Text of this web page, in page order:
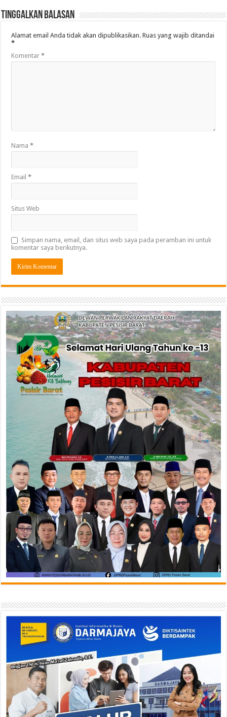
Tinggalkan Balasan
Alamat email Anda tidak akan dipublikasikan. Ruas yang wajib ditandai
*
Komentar*
Nama*
Email*
Situs Web
Simpan nama, email, dan situs web saya pada peramban ini untuk
komentar saya berikutnya.